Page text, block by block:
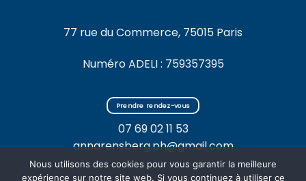
77 rue du Commerce, 75015 Paris
Numéro ADELI : 759357395
Prendre rendez-vous
07 69 02 11 53
annarensberg.ph@gmail.com
Nous utilisons des cookies pour vous garantir la meilleure
expérience sur notre site web. Si vous continuez à utiliser ce